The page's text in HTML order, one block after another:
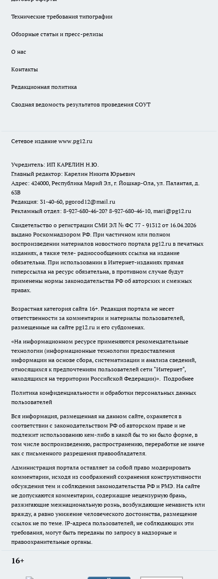
Технические требования типографии
Обзорные статьи и пресс-релизы
О нас
Контакты
Редакционная политика
Сводная ведомость результатов проведения СОУТ
Сетевое издание www.pg12.ru
Учредитель: ИП КАРЕЛИН Н.Ю.
Главный редактор: Карелин Никита Юрьевич
Адрес: 424000, Республика Марий Эл, г. Йошкар-Ола, ул. Палантая, д.
63В
Редакция: 31-40-60, pgorod12@mail.ru
Рекламный отдел: 8-927-680-46-20? 8-927-680-46-10, mari@pg12.ru
Свидетельство о регистрации СМИ ЭЛ № ФС 77 - 91312 от 16.04.2026
выдано Роскомнадзором РФ. При частичном или полном
воспроизведении материалов новостного портала pg12.ru в печатных
изданиях, а также теле- радиосообщениях ссылка на издание
обязательна. При использовании в Интернет-изданиях прямая
гиперссылка на ресурс обязательна, в противном случае будут
применены нормы законодательства РФ об авторских и смежных
правах.
Возрастная категория сайта 16+. Редакция портала не несет
ответственности за комментарии и материалы пользователей,
размещенные на сайте pg12.ru и его субдоменах.
«На информационном ресурсе применяются рекомендательные
технологии (информационные технологии предоставления
информации на основе сбора, систематизации и анализа сведений,
относящихся к предпочтениям пользователей сети "Интернет",
находящихся на территории Российской Федерации)». Подробнее
Политика конфиденциальности и обработки персональных данных
пользователей
Вся информация, размещенная на данном сайте, охраняется в
соответствии с законодательством РФ об авторском праве и не
подлежит использованию кем-либо в какой бы то ни было форме, в
том числе воспроизведению, распространению, переработке не иначе
как с письменного разрешения правообладателя.
Администрация портала оставляет за собой право модерировать
комментарии, исходя из соображений сохранения конструктивности
обсуждения тем и соблюдения законодательства РФ и РМЭ. На сайте
не допускаются комментарии, содержащие нецензурную брань,
разжигающие межнациональную рознь, возбуждающие ненависть или
вражду, а равно унижение человеческого достоинства, размещение
ссылок не по теме. IP-адреса пользователей, не соблюдающих эти
требования, могут быть переданы по запросу в надзорные и
правоохранительные органы.
16+